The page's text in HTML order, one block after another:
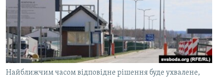
СПЕЦПРОЕКТИ
ДЕПОРТАЦІЯ
ВІДЕОУРОКИ «ELIFBE»
СВІДЧЕННЯ ОКУПАЦІЇ
УКРАЇНСЬКА ПРОБЛЕМА КРИМУ
ЯК ОБІЙТИ БЛОКУВАННЯ
Русский
Qırımtatar
Найближчим часом відповідне рішення буде ухвалене,